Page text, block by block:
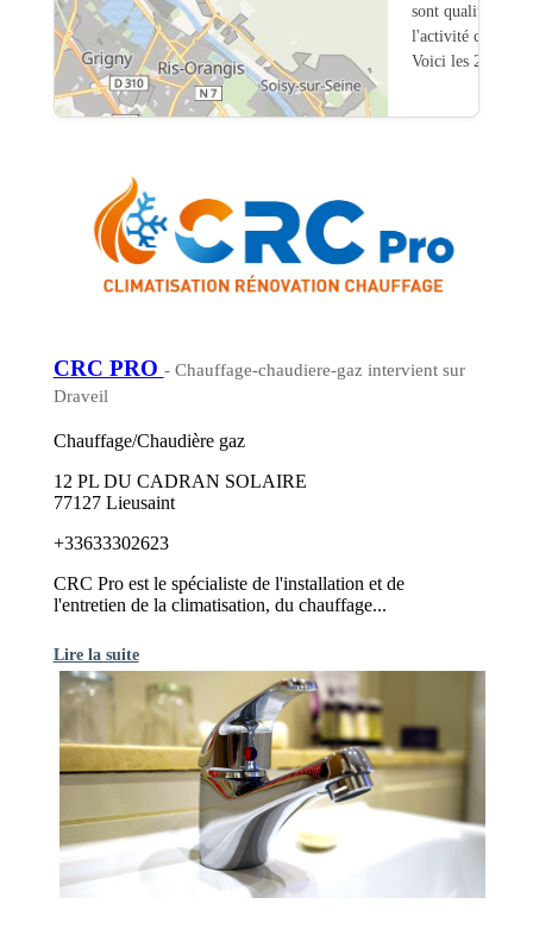
sont qualifiés
l'activité
Voici les 20
CRC PRO - Chauffage-chaudiere-gaz intervient sur
Draveil
Chauffage/Chaudière gaz
12 PL DU CADRAN SOLAIRE
77127 Lieusaint
+33633302623
CRC Pro est le spécialiste de l'installation et de
l'entretien de la climatisation, du chauffage...
Lire la suite